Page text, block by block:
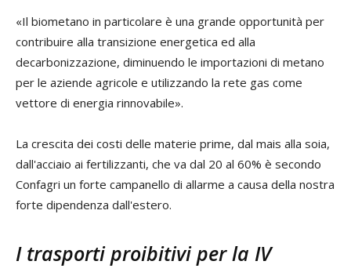
«Il biometano in particolare è una grande opportunità per
contribuire alla transizione energetica ed alla
decarbonizzazione, diminuendo le importazioni di metano
per le aziende agricole e utilizzando la rete gas come
vettore di energia rinnovabile».
La crescita dei costi delle materie prime, dal mais alla soia,
dall'acciaio ai fertilizzanti, che va dal 20 al 60% è secondo
Confagri un forte campanello di allarme a causa della nostra
forte dipendenza dall'estero.
I trasporti proibitivi per la IV